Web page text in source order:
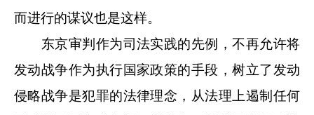
而进行的谋议也是这样。
东京审判作为司法实践的先例，不再允许将
发动战争作为执行国家政策的手段，树立了发动
侵略战争是犯罪的法律理念，从法理上遏制任何